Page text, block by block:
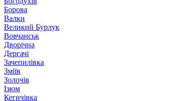
Борова
Валки
Великий Бурлук
Вовчанськ
Дворічна
Дергачі
Зачепилівка
Зміїв
Золочів
Ізюм
Кегичівка